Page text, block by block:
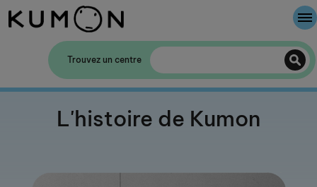
Trouvez un centre
L'histoire de Kumon
Bienvenue chez Kumon
La Méthode Kumon
L'histoire de Kumon